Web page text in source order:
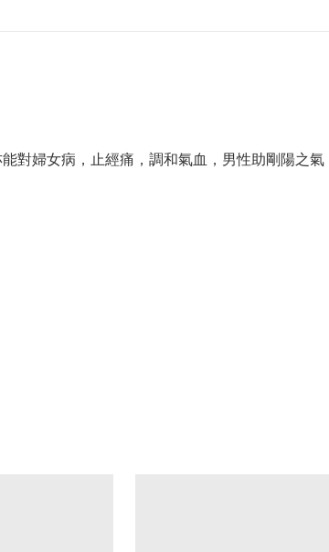
對婦女病，止經痛，調和氣血，男性助剛陽之氣